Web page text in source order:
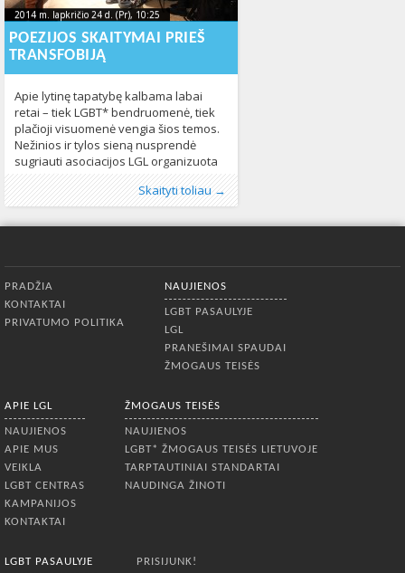
2014 m. lapkričio 24 d. (Pr), 10:25
2015-01-27T17:05:58+00:00
2014 m. lapkričio 24 d. (Pr), 10:25
2015-01-
27T17:05:58+00:00
POEZIJOS SKAITYMAI PRIEŠ
TRANSFOBIJĄ
Apie lytinę tapatybę kalbama labai
retai – tiek LGBT* bendruomenė, tiek
plačioji visuomenė vengia šios temos.
Nežinios ir tylos sieną nusprendė
sugriauti asociacijos LGL organizuota
translyčių asmenų atminimo savaitė.
Lapkričio 20 dieną kartu su visu
pasauliu paminėta diena, žyminti
transfobinių aukų atminimą. Kasmet
Skaityti toliau →
Publikavo:Aliona, LGL
Kategorijos:Fotogalerija,Kultūra,
Naujienos344
Žymos:poezija,renginys,socialinis vakaras,
translyčiai asmenys501
PRADŽIA
KONTAKTAI
PRIVATUMO POLITIKA
NAUJIENOS
LGBT PASAULYJE
LGL
PRANEŠIMAI SPAUDAI
ŽMOGAUS TEISĖS
APIE LGL
NAUJIENOS
APIE MUS
VEIKLA
LGBT CENTRAS
KAMPANIJOS
KONTAKTAI
ŽMOGAUS TEISĖS
NAUJIENOS
LGBT* ŽMOGAUS TEISĖS LIETUVOJE
TARPTAUTINIAI STANDARTAI
NAUDINGA ŽINOTI
LGBT PASAULYJE
PRISIJUNK!